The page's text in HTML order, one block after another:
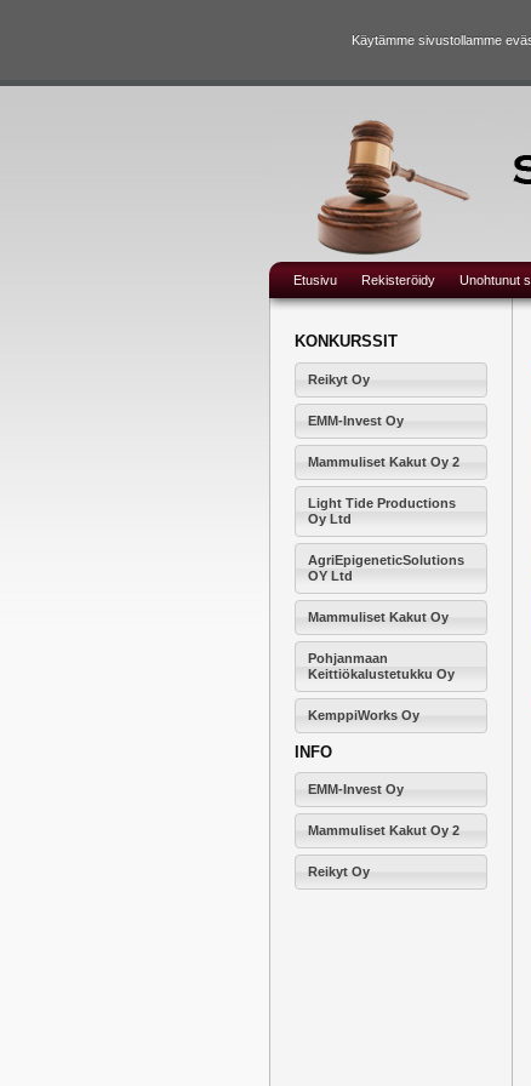
Käytämme sivustollamme
Etusivu Rekisteröidy Unohtunut
KONKURSSIT
Reikyt Oy
EMM-Invest Oy
Mammuliset Kakut Oy 2
Light Tide Productions
Oy Ltd
AgriEpigeneticSolutions
OY Ltd
Mammuliset Kakut Oy
Pohjanmaan
Keittiökalustetukku Oy
KemppiWorks Oy
INFO
EMM-Invest Oy
Mammuliset Kakut Oy 2
Reikyt Oy